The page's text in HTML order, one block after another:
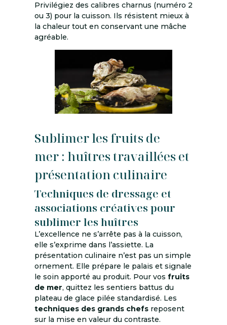
Privilégiez des calibres charnus (numéro 2
ou 3) pour la cuisson. Ils résistent mieux à
la chaleur tout en conservant une mâche
agréable.
Sublimer les fruits de
mer : huîtres travaillées et
présentation culinaire
Techniques de dressage et
associations créatives pour
sublimer les huîtres
L’excellence ne s’arrête pas à la cuisson,
elle s’exprime dans l’assiette. La
présentation culinaire n’est pas un simple
ornement. Elle prépare le palais et signale
le soin apporté au produit. Pour vos fruits
de mer, quittez les sentiers battus du
plateau de glace pilée standardisé. Les
techniques des grands chefs reposent
sur la mise en valeur du contraste.